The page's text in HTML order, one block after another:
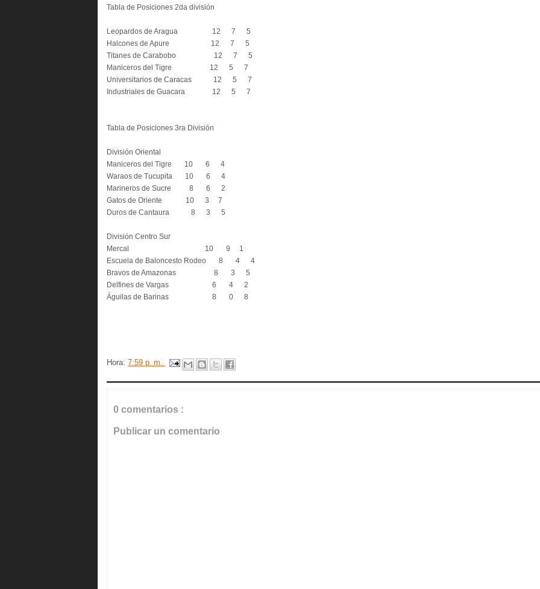
Tabla de Posiciones 2da división
Leopardos de Aragua 12 7 5
Halcones de Apure 12 7 5
Titanes de Carabobo 12 7 5
Maniceros del Tigre 12 5 7
Universitarios de Caracas 12 5 7
Industriales de Guacara 12 5 7
Tabla de Posiciones 3ra División
División Oriental
Maniceros del Tigre 10 6 4
Waraos de Tucupita 10 6 4
Marineros de Sucre 8 6 2
Gatos de Oriente 10 3 7
Duros de Cantaura 8 3 5
División Centro Sur
Mercal 10 9 1
Escuela de Baloncesto Rodeo 8 4 4
Bravos de Amazonas 8 3 5
Delfines de Vargas 6 4 2
Águilas de Barinas 8 0 8
Hora: 7:59 p. m.
0 comentarios :
Publicar un comentario